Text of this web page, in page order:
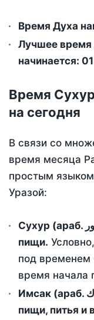
Время Духа
Лучшее время
начинается:
Время
на сегодня
В связи со
время месяца
простым
Уразой:
Сухур (араб. سحور) - это утренний прием
пищи.
под временем
время начала
Имсак (араб. إمساك) - воздержание от приема
пищи, питья и